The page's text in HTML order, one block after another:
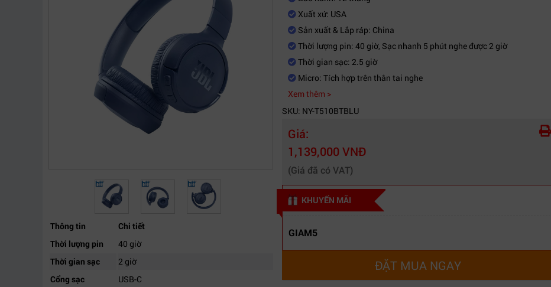
Thông tin
Chi tiết
Thời lượng pin
40 giờ
Thời gian sạc
2 giờ
Cổng sạc
USB-C
Xuất xứ: USA
Sản xuất & Lắp ráp: China
Thời lượng pin: 40 giờ, Sạc nhanh 5 phút nghe được 2 giờ
Thời gian sạc: 2.5 giờ
Micro: Tích hợp trên thân tai nghe
Xem thêm >
SKU: NY-T510BTBLU
Giá:
1,139,000 VNĐ
(Giá đã có VAT)
KHUYẾN MÃI
GIAM5
ĐẶT MUA NGAY